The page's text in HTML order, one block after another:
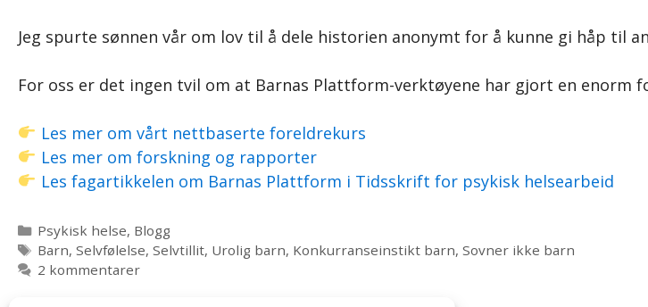
Jeg spurte sønnen vår om lov til å dele historien anonymt for å kunne gi håp til
For oss er det ingen tvil om at Barnas Plattform-verktøyene har gjort en enorm
Les mer om vårt nettbaserte foreldrekurs
Les mer om forskning og rapporter
Les fagartikkelen om Barnas Plattform i Tidsskrift for psykisk helsearbeid
Kategorier
Psykisk helse, Blogg
Stikkord
Barn,Selvfølelse,Selvtillit, Urolig barn, Konkurranseinstikt barn,Sovner ikke barn
2 kommentarer